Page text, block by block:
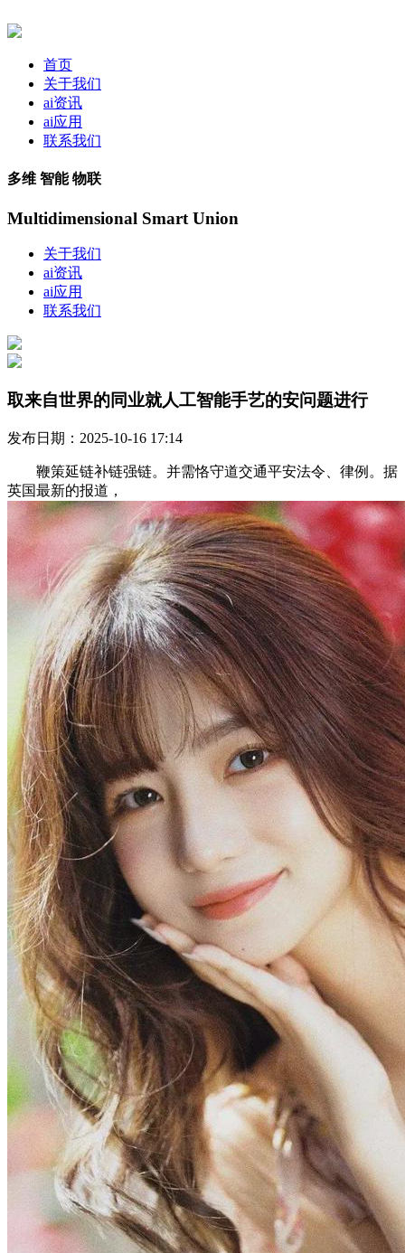
首页
关于我们
ai资讯
ai应用
联系我们
多维 智能 物联
Multidimensional Smart Union
关于我们
ai资讯
ai应用
联系我们
取来自世界的同业就人工智能手艺的安问题进行
发布日期：2025-10-16 17:14
鞭策延链补链强链。并需恪守道交通平安法令、律例。据
英国最新的报道，